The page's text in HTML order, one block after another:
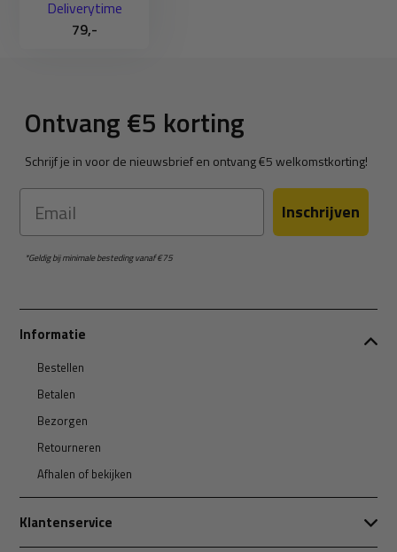
Deliverytime
79,-
Ontvang €5 korting
Schrijf je in voor de nieuwsbrief en ontvang €5 welkomstkorting!
Email Inschrijven
*Geldig bij minimale besteding vanaf €75
Informatie
Bestellen
Betalen
Bezorgen
Retourneren
Afhalen of bekijken
Klantenservice